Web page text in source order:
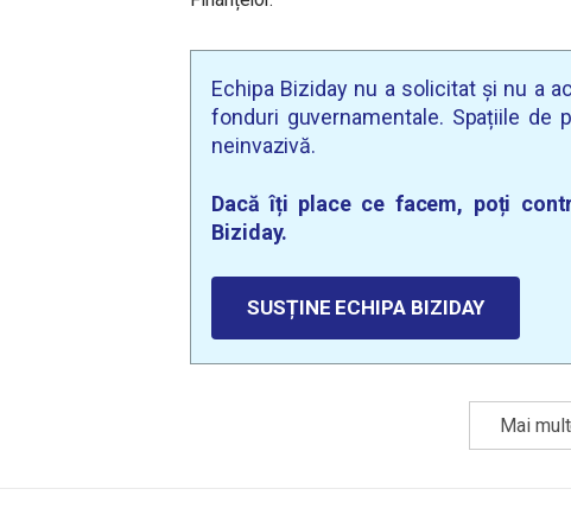
Echipa Biziday nu a solicitat și nu a
fonduri guvernamentale. Spațiile de
neinvazivă.
Dacă îți place ce facem, poți
Biziday.
SUSȚINE ECHIPA BIZIDAY
Mai